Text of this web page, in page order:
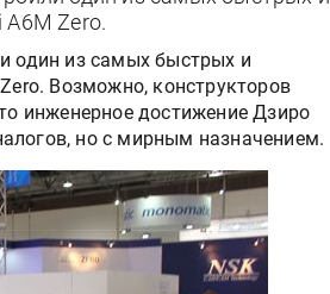
Zero.
один из самых быстрых и
Возможно, конструкторов
инженерное достижение Дзиро
но с мирным назначением.